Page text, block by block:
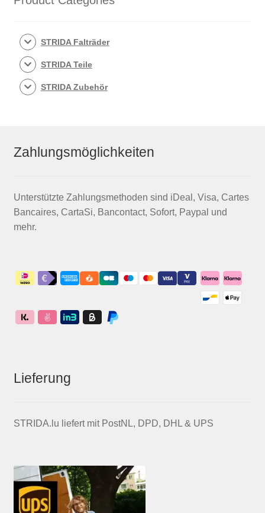
rot
STRIDA Falträder
STRIDA Teile
STRIDA Zubehör
Zahlungsmöglichkeiten
Unterstützte Zahlungsmethoden sind iDeal, Visa, Cartes
Bancaires, CartaSi, Bancontact, Sofort, Paypal und
mehr.
Lieferung
STRIDA.lu liefert mit PostNL, DPD, DHL & UPS